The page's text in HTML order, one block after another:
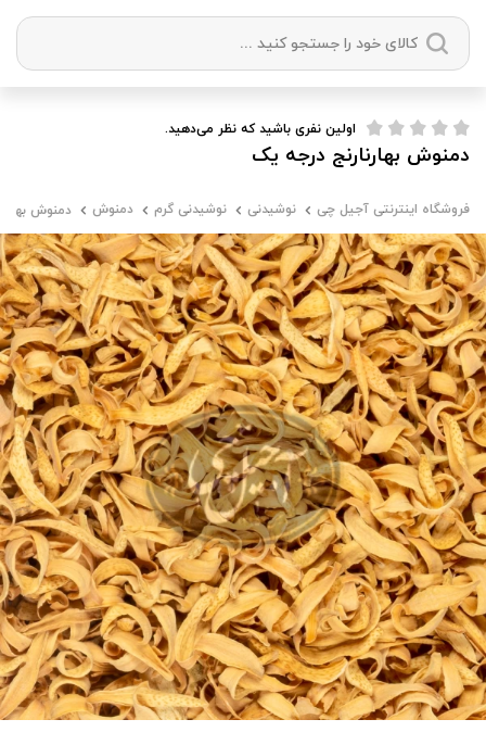
دسته بندی ها
آجیل میوه خشک
فروشگاه اینترنتی آجیل چی نوشیدنی نوشیدنی گرم دمنوش دمنوش
اولین نفری باشید که نظر می‌دهید.
دمنوش بهارنارنج درجه یک